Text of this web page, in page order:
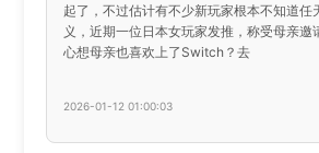
起了，不过估计有不少新玩家根本不知道任
义，近期一位日本女玩家发推，称受母亲邀
心想母亲也喜欢上了Switch？去
2026-01-12 01:00:03